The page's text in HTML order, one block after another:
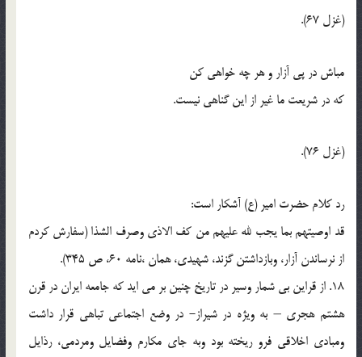
(غزل 67).
مباش در پي آزار و هر چه خواهي کن
که در شريعت ما غير از اين گناهي نيست.
(غزل 76).
رد کلام حضرت امير (ع) آشکار است:
قد اوصيتهم بما يجب لله عليهم من کف الاذي وصرف الشذا (سفارش کردم
از نرساندن آزار، وبازداشتن گزند، شهيدي، همان ،نامه 60، ص 345).
18. از قراين بي شمار وسير در تاريخ چنين بر مي ايد که جامعه ايران در قرن
هشتم هجري – به ويژه در شيراز- در وضع اجتماعي تباهي قرار داشت
ومبادي اخلاقي فرو ريخته بود وبه جاي مکارم وفضايل ومردمي، رذايل